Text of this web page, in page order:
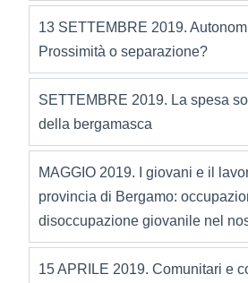
13 SETTEMBRE 2019.
Prossimità o separazione?
SETTEMBRE 2019. La spesa
della bergamasca
MAGGIO 2019. I giovani e il
provincia di Bergamo:
disoccupazione giovanile nel
15 APRILE 2019. Comunitari e